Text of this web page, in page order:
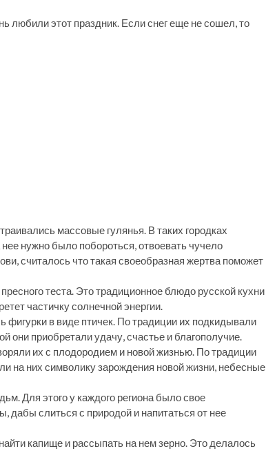
любили этот праздник. Если снег еще не сошел, то
массовые гулянья. В таких городках
нужно было побороться, отвоевать чучело
считалось что такая своеобразная жертва поможет
теста. Это традиционное блюдо русской кухни
частичку солнечной энергии.
в виде птичек. По традиции их подкидывали
они приобретали удачу, счастье и благополучие.
их с плодородием и новой жизнью. По традиции
на них символику зарождения новой жизни, небесные
Для этого у каждого региона было свое
дабы слиться с природой и напитаться от нее
капище и рассыпать на нем зерно. Это делалось